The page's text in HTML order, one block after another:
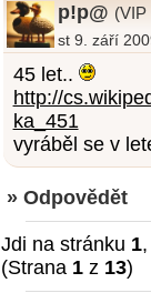
p!p@ (VIP
st 9. září
45 let..
http://
ka_451
vyráběl se v
» Odpovědět
Jdi na stránku 1,
(Strana 1 z 13)